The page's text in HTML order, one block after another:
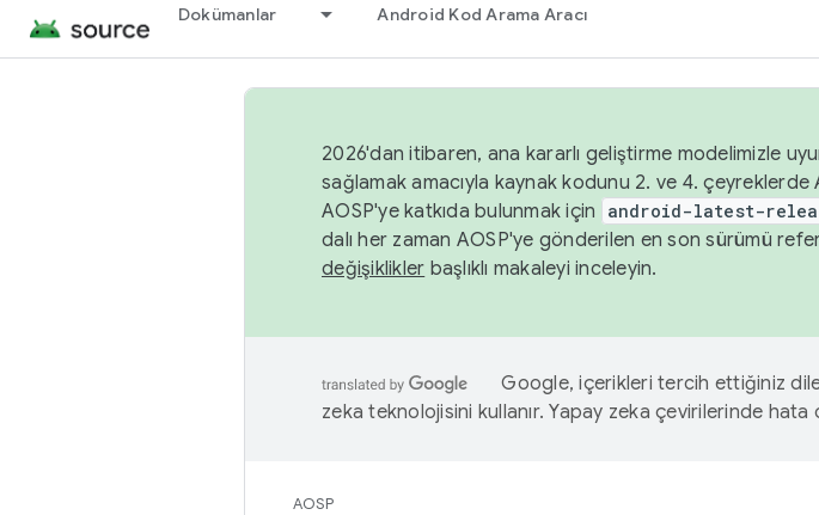
Dokümanlar Android Kod Arama Aracı
2026'dan itibaren, ana kararlı geliştirme modelimizle
sağlamak amacıyla kaynak kodunu 2. ve 4. çeyreklerde
AOSP'ye katkıda bulunmak için
android-latest-
dalı her zaman AOSP'ye gönderilen en son sürümü
değişiklikler başlıklı makaleyi inceleyin.
Google, içerikleri tercih ettiğiniz
zeka teknolojisini kullanır. Yapay zeka çevirilerinde hata
AOSP